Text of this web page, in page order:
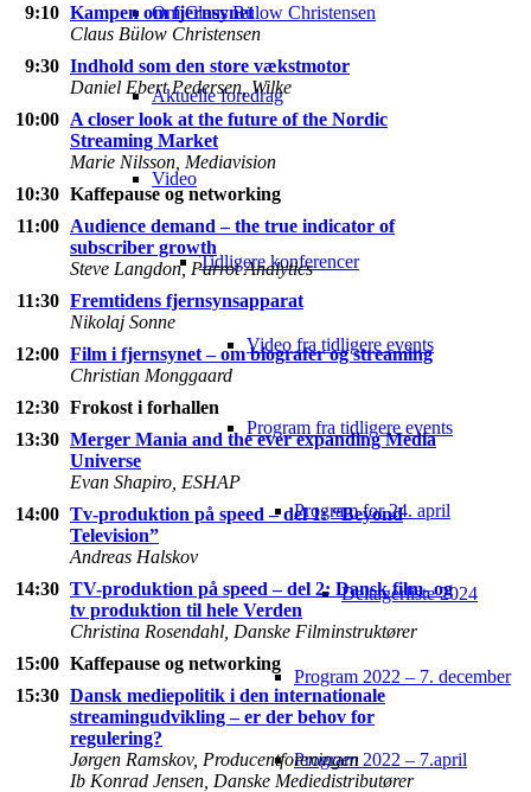
Om Claus Bülow Christensen
Aktuelle foredrag
Video
Tidligere konferencer
Video fra tidligere events
Program fra tidligere events
Program for 24. april
Deltagerliste 2024
Program 2022 – 7. december
Program 2022 – 7.april
9:10 Kampen om fjernsynet
Claus Bülow Christensen
9:30 Indhold som den store vækstmotor
Daniel Ebert Pedersen, Wilke
10:00 A closer look at the future of the Nordic
Streaming Market
Marie Nilsson, Mediavision
10:30 Kaffepause og networking
11:00 Audience demand – the true indicator of
subscriber growth
Steve Langdon, Parrot Analytics
11:30 Fremtidens fjernsynsapparat
Nikolaj Sonne
12:00 Film i fjernsynet – om biografer og streaming
Christian Monggaard
12:30 Frokost i forhallen
13:30 Merger Mania and the ever expanding Media
Universe
Evan Shapiro, ESHAP
14:00 Tv-produktion på speed – del 1: “Beyond
Television”
Andreas Halskov
14:30 TV-produktion på speed – del 2: Dansk film- og
tv produktion til hele Verden
Christina Rosendahl, Danske Filminstruktører
15:00 Kaffepause og networking
15:30 Dansk mediepolitik i den internationale
streamingudvikling – er der behov for
regulering?
Jørgen Ramskov, Producentforeningen
Ib Konrad Jensen, Danske Mediedistributører